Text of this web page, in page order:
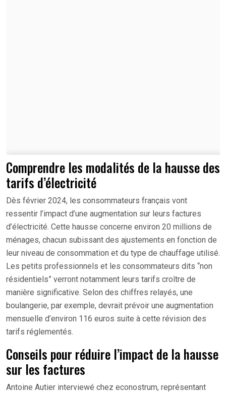
Comprendre les modalités de la hausse des
tarifs d’électricité
Dès février 2024, les consommateurs français vont
ressentir l’impact d’une augmentation sur leurs factures
d’électricité. Cette hausse concerne environ 20 millions de
ménages, chacun subissant des ajustements en fonction de
leur niveau de consommation et du type de chauffage utilisé.
Les petits professionnels et les consommateurs dits “non
résidentiels” verront notamment leurs tarifs croître de
manière significative. Selon des chiffres relayés, une
boulangerie, par exemple, devrait prévoir une augmentation
mensuelle d’environ 116 euros suite à cette révision des
tarifs réglementés.
Conseils pour réduire l’impact de la hausse
sur les factures
Antoine Autier interviewé chez econostrum, représentant